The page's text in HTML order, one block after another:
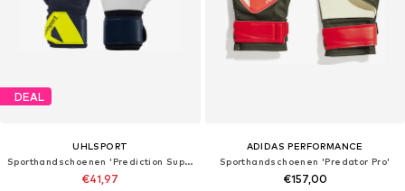
DEAL
UHLSPORT
Sporthandschoenen 'Prediction Supersoft'
€41,97
ADIDAS PERFORMANCE
Sporthandschoenen 'Predator Pro'
€157,00